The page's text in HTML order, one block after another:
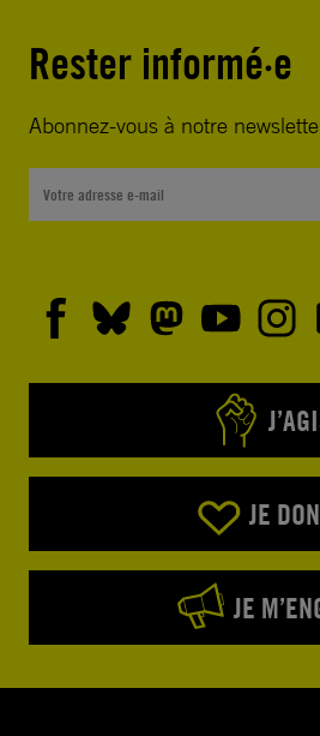
Rester informé·e
Abonnez-vous à notre
JE
JE